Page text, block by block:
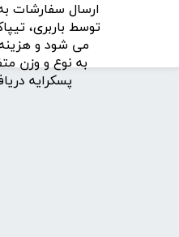
ارسال سفارشات
توسط باربری،
می شود و
به نوع و وزن
پسکرایه